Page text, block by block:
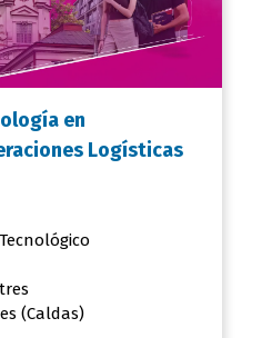
en
Logísticas
(Caldas)